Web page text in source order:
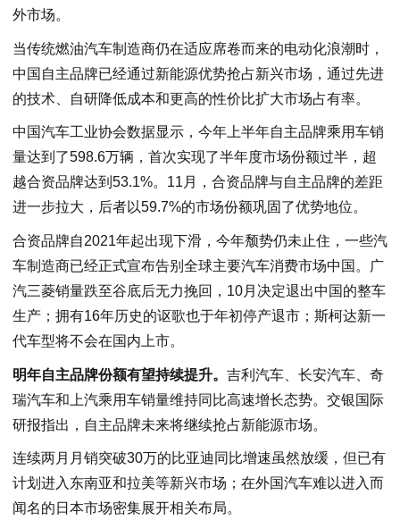
外市场。
当传统燃油汽车制造商仍在适应席卷而来的电动化浪潮时，
中国自主品牌已经通过新能源优势抢占新兴市场，通过先进
的技术、自研降低成本和更高的性价比扩大市场占有率。
中国汽车工业协会数据显示，今年上半年自主品牌乘用车销
量达到了598.6万辆，首次实现了半年度市场份额过半，超
越合资品牌达到53.1%。11月，合资品牌与自主品牌的差距
进一步拉大，后者以59.7%的市场份额巩固了优势地位。
合资品牌自2021年起出现下滑，今年颓势仍未止住，一些汽
车制造商已经正式宣布告别全球主要汽车消费市场中国。广
汽三菱销量跌至谷底后无力挽回，10月决定退出中国的整车
生产；拥有16年历史的讴歌也于年初停产退市；斯柯达新一
代车型将不会在国内上市。
明年自主品牌份额有望持续提升。 吉利汽车、长安汽车、奇
瑞汽车和上汽乘用车销量维持同比高速增长态势。交银国际
研报指出，自主品牌未来将继续抢占新能源市场。
连续两月月销突破30万的比亚迪同比增速虽然放缓，但已有
计划进入东南亚和拉美等新兴市场；在外国汽车难以进入而
闻名的日本市场密集展开相关布局。